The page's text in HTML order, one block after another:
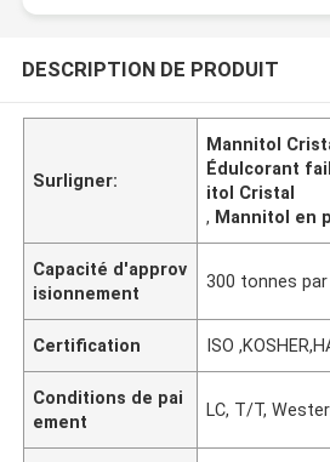
DESCRIPTION DE PRODUIT
Surligner:
Mannitol
Édulcorant
itol Cristal
, Mannitol en
Capacité d'approv
isionnement
300 tonnes
Certification ISO
Conditions de pai
ement
LC, T/T,